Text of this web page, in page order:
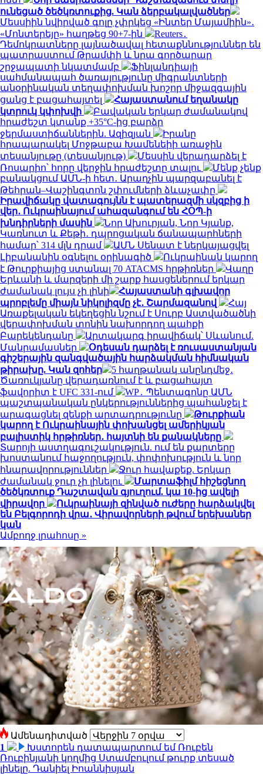
ունեցած ծեծկռտուքից. Կան ձերբակալվածներ
Մեսսիին նվիրված գոլը չփրկեց «Ինտեր Մայամիին»․
«Մոնտերեյը» հաղթեց 90+7-ին
Reuters․
Դեմոկրատները լայնածավալ հետաքննություններ են
պատրաստում Թրամփի և նրա գործարար
շրջապատի նկատմամբ
Ֆինլանդիայի
սահմանապահ ծառայությունը միգրանտների
անօրինական տեղափոխման խոշոր միջազգային
ցանց է բացահայտել
Հայաստանում եղանակը
կտրուկ կփոխվի
Բավական երկար ժամանակով
հրաժեշտ կտանք +35°C-ից բարձր
ջերմաստիճաններին. Ազիզյան
Իրանը
հրապարակել Մոջթաբա Խամենեիի առաջին
տեսանյութը (տեսանյութ)
Մեսսին վերադարձել է
Ռոսարիո՝ հորը վերջին հրաժեշտը տալու
Մենք չենք
բանակցում ԱՄՆ-ի հետ․ Արաղչին պարզաբանել է
Թեհրան–Վաշինգտոն շփումների ձևաչափը
Իրավիճակը վատագույնն է պատերազմի սկզբից ի
վեր․ Ուկրաինայում ահազանգում են ՀՕՊ-ի
խնդիրների մասին
Նոր Ախուրյան, Նոր Կյանք,
Կառնուտ և Քեթի․ դպրոցական ճանապարհների
համար՝ 314 մլն դրամ
ԱՄՆ Սենատ է ներկայացվել
Լիբանանին օգնելու օրինագիծ
Ուկրաինան կարող
է Թուրքիայից ստանալ 70 ATACMS հրթիռներ
Վաղը
Երևանի և մարզերի մի շարք հասցեներում երկար
ժամանակ լույս չի լինի
Հայաստանի գլխավոր
պրոբլեմը միայն նիկոլիզմը չէ․ Շարմազանով
Հայ
Առաքելական եկեղեցին նշում է Սուրբ Աստվածածնի
վերափոխման տոնին նախորդող պահքի
Բարեկենդանը
Արտակարգ իրավիճակ՝ Սևանում.
Մանրամասներ
Օդեսան դարձել է ռուսաստանյան
գիշերային զանգվածային հարձակման հիմնական
թիրախը. Կան զոհեր
5 հաղթանակ անընդմեջ․
Ծառուկյանը վերադառնում է և բացահայտ
ֆավորիտ է UFC 331-ում
WP․ Պենտագոնը ԱՄՆ
պաշտպանական ընկերություններից պահանջել է
արագացնել զենքի արտադրությունը
Թուրքիան
կարող է Ուկրաինային փոխանցել ամերիկյան
բալիստիկ հրթիռներ․ հայտնի են քանակները
Տարոյի աստղագուշակություն. ում են քարտերը
խոստանում հաջողություն, փոփոխություն և նոր
հնարավորություններ
Ջուր հավաքեք. Երկար
ժամանակ ջուր չի լինելու
Մարտաֆիլմ հիշեցնող
ծեծկռտուք Դաշտավան գյուղում. կա 10-ից ավելի
վիրավոր
Ուկրաինայի զինված ուժերը հարձակվել
են Բելգորոդի վրա․ Վիրավորների թվում երեխաներ
կան
Ամբողջ լրահոսը »
Ամենադիտված
1
Խստորեն դատապարտում եմ Ռուբեն
Ռուբինյանի կողմից Ստամբուլում թուրք տեսած
լինելը. Դանիել Իոաննիսյան